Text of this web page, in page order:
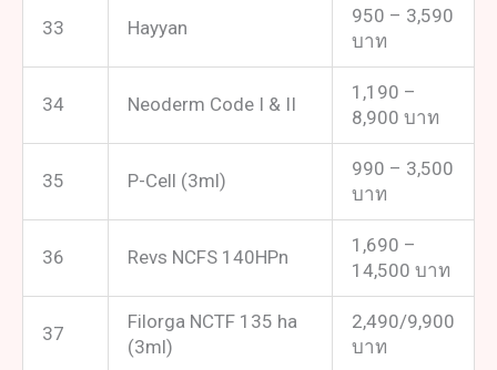
33 Hayyan
950 – 3,590
บาท
34 Neoderm Code I & II
1,190 –
8,900 บาท
35 P-Cell (3ml)
990 – 3,500
บาท
36 Revs NCFS 140HPn
1,690 –
14,500 บาท
37
Filorga NCTF 135 ha
(3ml)
2,490/9,900
บาท